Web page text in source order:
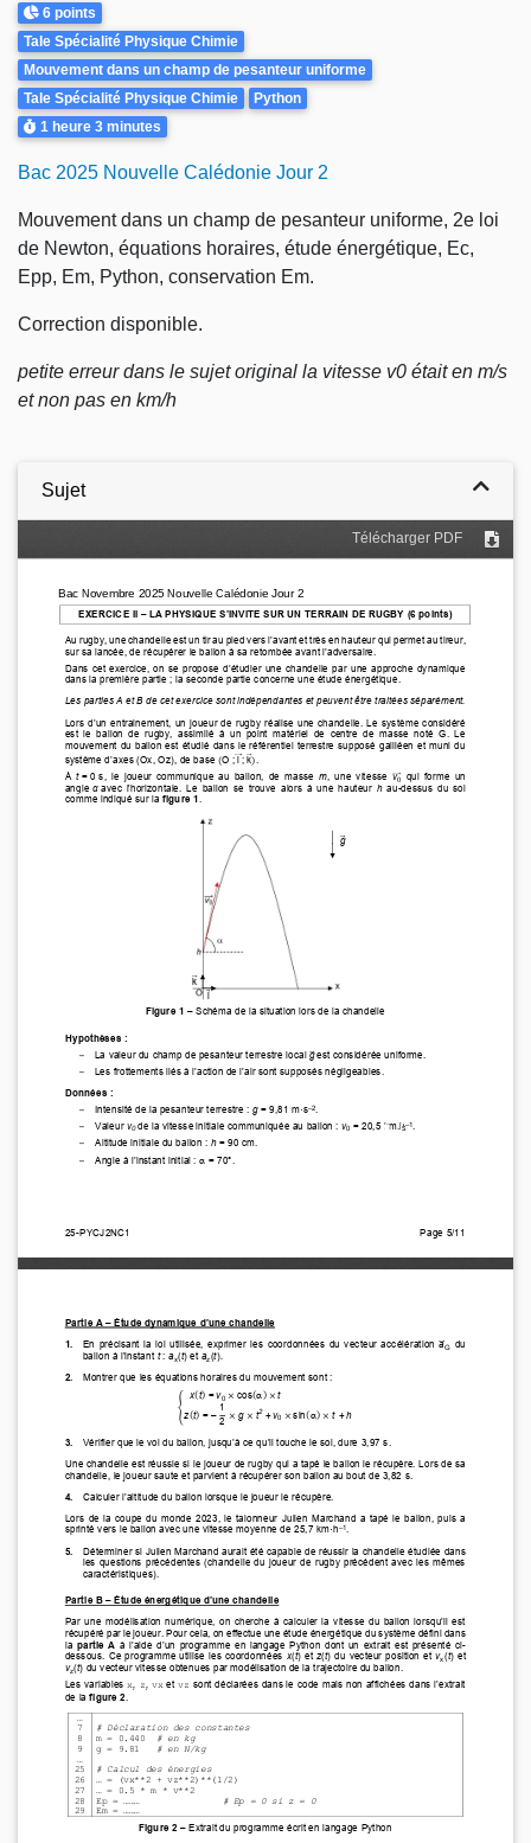
Points
6 points
Theme
Tale Spécialité Physique Chimie
Mouvement dans un champ de pesanteur uniforme
Tale Spécialité Physique Chimie
Python
Durée
1 heure 3 minutes
Bac 2025 Nouvelle Calédonie Jour 2
Mouvement dans un champ de pesanteur uniforme, 2e loi
de Newton, équations horaires, étude énergétique, Ec,
Epp, Em, Python, conservation Em.
Correction disponible.
petite erreur dans le sujet original la vitesse v0 était en m/s
et non pas en km/h
Sujet